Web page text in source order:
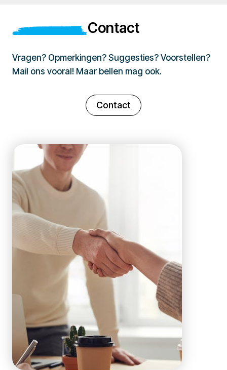
Contact
Vragen? Opmerkingen? Suggesties? Voorstellen?
Mail ons vooral! Maar bellen mag ook.
Contact